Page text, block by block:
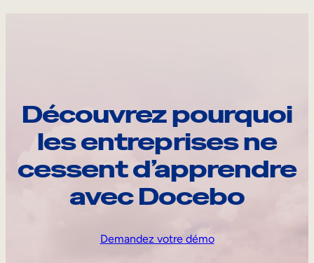
Découvrez pourquoi
les entreprises ne
cessent d’apprendre
avec Docebo
Demandez votre démo